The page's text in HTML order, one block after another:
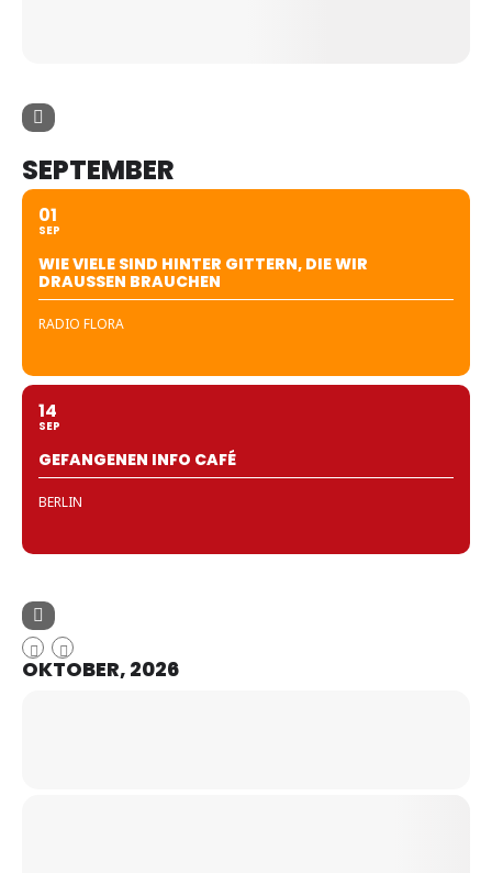
SEPTEMBER
01
SEP
WIE VIELE SIND HINTER GITTERN, DIE WIR
DRAUSSEN BRAUCHEN
RADIO FLORA
14
SEP
GEFANGENEN INFO CAFÉ
BERLIN
OKTOBER, 2026